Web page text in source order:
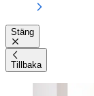
Stäng
Tillbaka